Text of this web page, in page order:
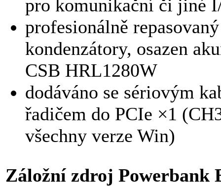
pro komunikační či jiné
profesionálně
kondenzátory, osazen
CSB HRL1280W
dodáváno se sériovým
řadičem do PCIe ×1
všechny verze Win)
Záložní zdroj Powerbank